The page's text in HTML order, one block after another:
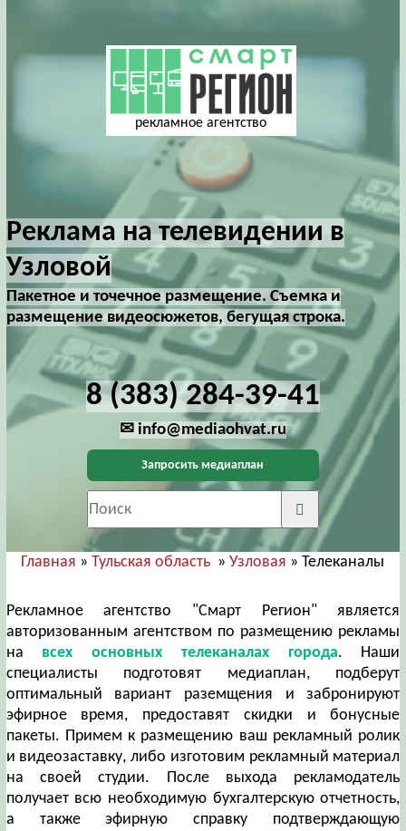
рекламное агентство
Реклама на телевидении в
Узловой
Пакетное и точечное размещение. Съемка и
размещение видеосюжетов, бегущая строка.
8 (383) 284-39-41
✉ info@mediaohvat.ru
Запросить медиаплан
Главная »Тульская область »Узловая » Телеканалы
Рекламное агентство "Смарт Регион" является
авторизованным агентством по размещению рекламы
на всех основных телеканалах города. Наши
специалисты подготовят медиаплан, подберут
оптимальный вариант раземщения и забронируют
эфирное время, предоставят скидки и бонусные
пакеты. Примем к размещению ваш рекламный ролик
и видеозаставку, либо изготовим рекламный материал
на своей студии. После выхода рекламодатель
получает всю необходимую бухгалтерскую отчетность,
а также эфирную справку подтверждающую